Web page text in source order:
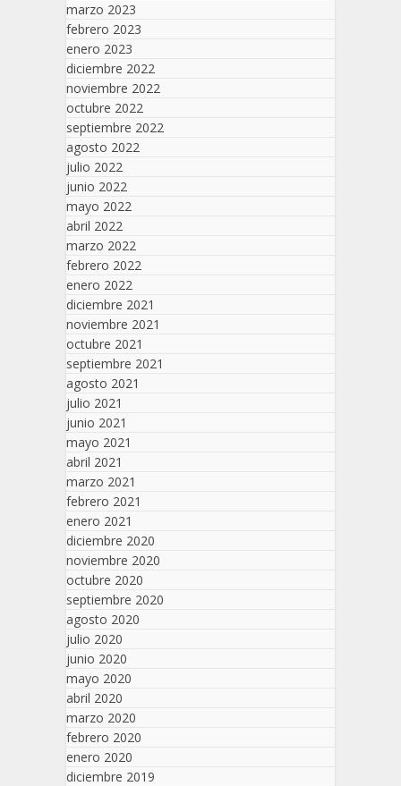
marzo 2023
febrero 2023
enero 2023
diciembre 2022
noviembre 2022
octubre 2022
septiembre 2022
agosto 2022
julio 2022
junio 2022
mayo 2022
abril 2022
marzo 2022
febrero 2022
enero 2022
diciembre 2021
noviembre 2021
octubre 2021
septiembre 2021
agosto 2021
julio 2021
junio 2021
mayo 2021
abril 2021
marzo 2021
febrero 2021
enero 2021
diciembre 2020
noviembre 2020
octubre 2020
septiembre 2020
agosto 2020
julio 2020
junio 2020
mayo 2020
abril 2020
marzo 2020
febrero 2020
enero 2020
diciembre 2019